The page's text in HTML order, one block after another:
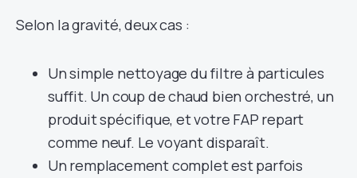
Selon la gravité, deux cas :
Un simple nettoyage du filtre à particules
suffit. Un coup de chaud bien orchestré, un
produit spécifique, et votre FAP repart
comme neuf. Le voyant disparaît.
Un remplacement complet est parfois